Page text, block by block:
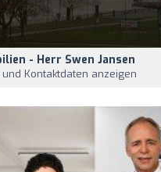
- Herr Swen Jansen
Kontaktdaten anzeigen